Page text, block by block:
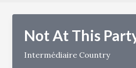
Not At This
Intermédiaire Country